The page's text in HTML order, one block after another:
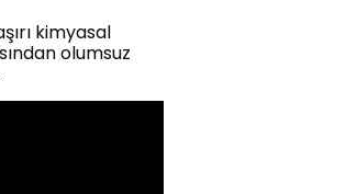
kimyasal
olumsuz